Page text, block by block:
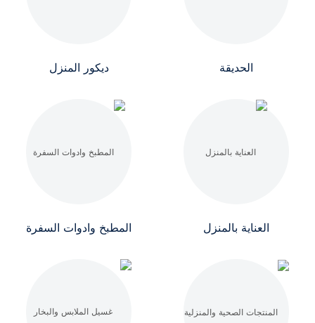
الحديقة ديكور المنزل
العناية بالمنزل المطبخ وادوات السفرة